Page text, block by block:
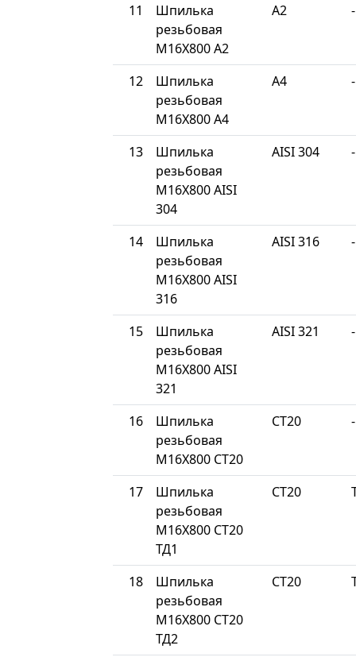
11
Шпилька
резьбовая
М16Х800 A2
A2 -
12
Шпилька
резьбовая
М16Х800 A4
A4 -
13
Шпилька
резьбовая
М16Х800 AISI
304
AISI 304 -
14
Шпилька
резьбовая
М16Х800 AISI
316
AISI 316 -
15
Шпилька
резьбовая
М16Х800 AISI
321
AISI 321 -
16
Шпилька
резьбовая
М16Х800 СТ20
СТ20 -
17
Шпилька
резьбовая
М16Х800 СТ20
ТД1
СТ20
18
Шпилька
резьбовая
М16Х800 СТ20
ТД2
СТ20